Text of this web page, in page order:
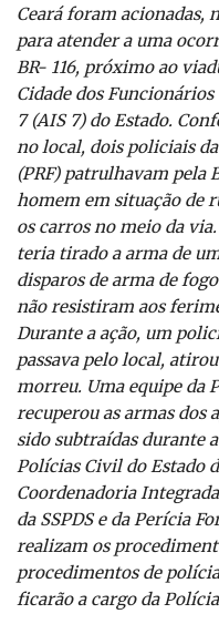
Ceará foram acionadas,
para atender a uma
BR- 116, próximo ao
Cidade dos
7 (AIS 7) do Estado.
no local, dois policiais
(PRF) patrulhavam pela
homem em situação de
os carros no meio da
teria tirado a arma de
disparos de arma de
não resistiram aos
Durante a ação, um
passava pelo local,
morreu. Uma equipe da
recuperou as armas dos
sido subtraídas durante
Polícias Civil do Estado
Coordenadoria
da SSPDS e da Perícia
realizam os
procedimentos de
ficarão a cargo da Polícia